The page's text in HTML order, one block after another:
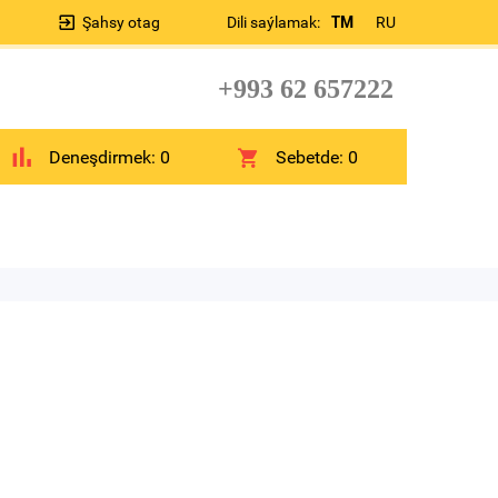
Dili saýlamak: TM RU
Şahsy otag
+993 62 657222
Deneşdirmek: 0 Sebetde:0